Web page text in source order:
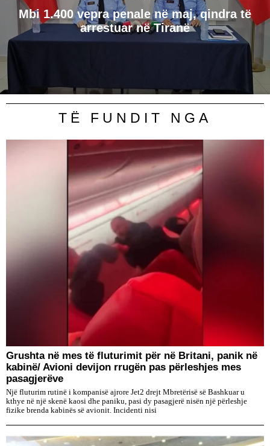
Mbi 1.400 vepra penale në maj, qindra të
arrestuar në Tiranë
TË FUNDIT NGA
Grushta në mes të fluturimit për në Britani, panik në
kabinë/ Avioni devijon rrugën pas përleshjes mes
pasagjerëve
Një fluturim rutinë i kompanisë ajrore Jet2 drejt Mbretërisë së Bashkuar u
kthye në një skenë kaosi dhe paniku, pasi dy pasagjerë nisën një përleshje
fizike brenda kabinës së avionit. Incidenti nisi